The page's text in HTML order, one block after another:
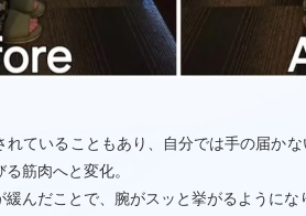
れていることもあり、自分では手の届か
筋肉へと変化。
んだことで、腕がスッと挙がるようにな